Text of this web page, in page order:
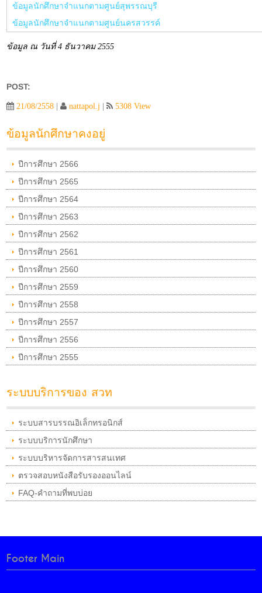
ข้อมูลนักศึกษาจำแนกตามศูนย์สุพรรณบุรี
ข้อมูลนักศึกษาจำแนกตามศูนย์นครสวรรค์
ข้อมูล ณ วันที่ 4 ธันวาคม 2555
POST:
21/08/2558 | nattapol.j | 5308 View
ข้อมูลนักศึกษาคงอยู่
ปีการศึกษา 2566
ปีการศึกษา 2565
ปีการศึกษา 2564
ปีการศึกษา 2563
ปีการศึกษา 2562
ปีการศึกษา 2561
ปีการศึกษา 2560
ปีการศึกษา 2559
ปีการศึกษา 2558
ปีการศึกษา 2557
ปีการศึกษา 2556
ปีการศึกษา 2555
ระบบบริการของ สวท
ระบบสารบรรณอิเล็กทรอนิกส์
ระบบบริการนักศึกษา
ระบบบริหารจัดการสารสนเทศ
ตรวจสอบหนังสือรับรองออนไลน์
FAQ-คำถามที่พบบ่อย
Footer Main